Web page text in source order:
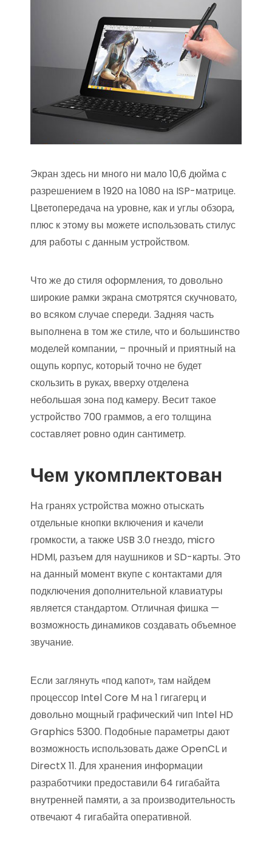
Экран здесь ни много ни мало 10,6 дюйма с
разрешением в 1920 на 1080 на ISP-матрице.
Цветопередача на уровне, как и углы обзора,
плюс к этому вы можете использовать стилус
для работы с данным устройством.
Что же до стиля оформления, то довольно
широкие рамки экрана смотрятся скучновато,
во всяком случае спереди. Задняя часть
выполнена в том же стиле, что и большинство
моделей компании, – прочный и приятный на
ощупь корпус, который точно не будет
скользить в руках, вверху отделена
небольшая зона под камеру. Весит такое
устройство 700 граммов, а его толщина
составляет ровно один сантиметр.
Чем укомплектован
На гранях устройства можно отыскать
отдельные кнопки включения и качели
громкости, а также USB 3.0 гнездо, micro
HDMI, разъем для наушников и SD-карты. Это
на данный момент вкупе с контактами для
подключения дополнительной клавиатуры
является стандартом. Отличная фишка —
возможность динамиков создавать объемное
звучание.
Если заглянуть «под капот», там найдем
процессор Intel Core M на 1 гигагерц и
довольно мощный графический чип Intel HD
Graphics 5300. Подобные параметры дают
возможность использовать даже OpenCL и
DirectX 11. Для хранения информации
разработчики предоставили 64 гигабайта
внутренней памяти, а за производительность
отвечают 4 гигабайта оперативной.